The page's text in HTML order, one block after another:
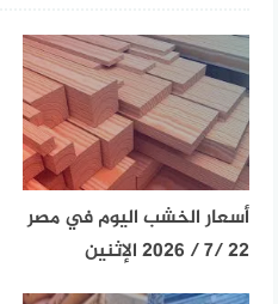
أسعار الخشب اليوم في مصر
22 /7 / 2026 الإثنين